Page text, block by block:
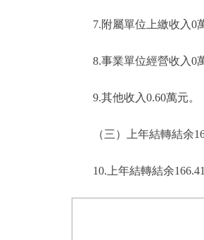
7.附屬單位上繳收入0萬
8.事業單位經營收入0萬
9.其他收入0.60萬元。
（三）上年結轉結余
10.上年結轉結余166.41